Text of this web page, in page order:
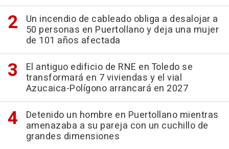
Un incendio de cableado obliga a desalojar a
50 personas en Puertollano y deja una mujer
de 101 años afectada
El antiguo edificio de RNE en Toledo se
transformará en 7 viviendas y el vial
Azucaica-Polígono arrancará en 2027
Detenido un hombre en Puertollano mientras
amenazaba a su pareja con un cuchillo de
grandes dimensiones